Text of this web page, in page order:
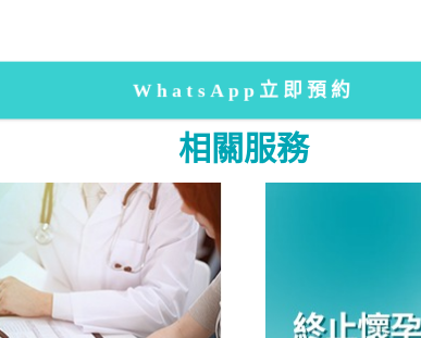
WhatsApp立即預約
相關服務